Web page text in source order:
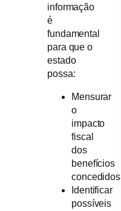
informação
é
fundamental
para que o
estado
possa:
Mensurar
o
impacto
fiscal
dos
benefícios
concedidos
Identificar
possíveis